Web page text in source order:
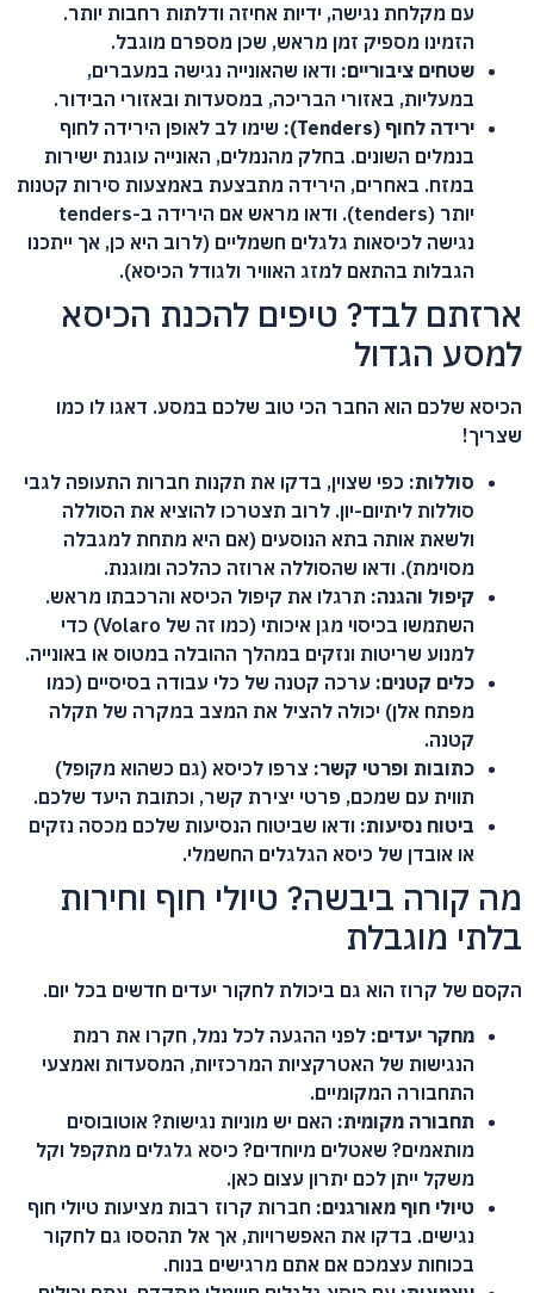
עם מקלחת נגישה, ידיות אחיזה ודלתות רחבות יותר.
הזמינו מספיק זמן מראש, שכן מספרם מוגבל.
שטחים ציבוריים: ודאו שהאונייה נגישה במעברים,
במעליות, באזורי הבריכה, במסעדות ובאזורי הבידור.
ירידה לחוף (Tenders):
שימו לב לאופן הירידה לחוף
בנמלים השונים. בחלק מהנמלים, האונייה עוגנת ישירות
במזח. באחרים, הירידה מתבצעת באמצעות סירות קטנות
יותר (tenders). ודאו מראש אם הירידה ב-tenders
נגישה לכיסאות גלגלים חשמליים (לרוב היא כן, אך ייתכנו
הגבלות בהתאם למזג האוויר ולגודל הכיסא).
ארזתם לבד? טיפים להכנת הכיסא
למסע הגדול
הכיסא שלכם הוא החבר הכי טוב שלכם במסע. דאגו לו כמו
שצריך!
סוללות: כפי שצוין, בדקו את תקנות חברות התעופה לגבי
סוללות ליתיום-יון. לרוב תצטרכו להוציא את הסוללה
ולשאת אותה בתא הנוסעים (אם היא מתחת למגבלה
מסוימת). ודאו שהסוללה ארוזה כהלכה ומוגנת.
קיפול והגנה: תרגלו את קיפול הכיסא והרכבתו מראש.
השתמשו בכיסוי מגן איכותי (כמו זה של Volaro) כדי
למנוע שריטות ונזקים במהלך ההובלה במטוס או באונייה.
כלים קטנים: ערכה קטנה של כלי עבודה בסיסיים (כמו
מפתח אלן) יכולה להציל את המצב במקרה של תקלה
קטנה.
כתובות ופרטי קשר: צרפו לכיסא (גם כשהוא מקופל)
תווית עם שמכם, פרטי יצירת קשר, וכתובת היעד שלכם.
ביטוח נסיעות: ודאו שביטוח הנסיעות שלכם מכסה נזקים
או אובדן של כיסא הגלגלים החשמלי.
מה קורה ביבשה? טיולי חוף וחירות
בלתי מוגבלת
הקסם של קרוז הוא גם ביכולת לחקור יעדים חדשים בכל יום.
מחקר יעדים: לפני ההגעה לכל נמל, חקרו את רמת
הנגישות של האטרקציות המרכזיות, המסעדות ואמצעי
התחבורה המקומיים.
תחבורה מקומית: האם יש מוניות נגישות? אוטובוסים
מותאמים? שאטלים מיוחדים? כיסא גלגלים מתקפל וקל
משקל ייתן לכם יתרון עצום כאן.
טיולי חוף מאורגנים: חברות קרוז רבות מציעות טיולי חוף
נגישים. בדקו את האפשרויות, אך אל תהססו גם לחקור
בכוחות עצמכם אם אתם מרגישים בנוח.